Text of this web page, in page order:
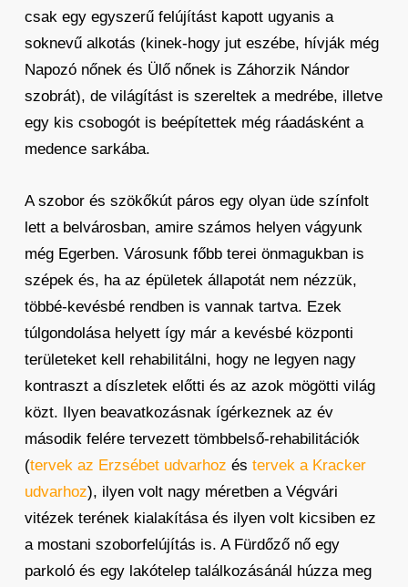
csak egy egyszerű felújítást kapott ugyanis a
soknevű alkotás (kinek-hogy jut eszébe, hívják még
Napozó nőnek és Ülő nőnek is Záhorzik Nándor
szobrát), de világítást is szereltek a medrébe, illetve
egy kis csobogót is beépítettek még ráadásként a
medence sarkába.
A szobor és szökőkút páros egy olyan üde színfolt
lett a belvárosban, amire számos helyen vágyunk
még Egerben. Városunk főbb terei önmagukban is
szépek és, ha az épületek állapotát nem nézzük,
többé-kevésbé rendben is vannak tartva. Ezek
túlgondolása helyett így már a kevésbé központi
területeket kell rehabilitálni, hogy ne legyen nagy
kontraszt a díszletek előtti és az azok mögötti világ
közt. Ilyen beavatkozásnak ígérkeznek az év
második felére tervezett tömbbelső-rehabilitációk
(tervek az Erzsébet udvarhoz és tervek a Kracker
udvarhoz), ilyen volt nagy méretben a Végvári
vitézek terének kialakítása és ilyen volt kicsiben ez
a mostani szoborfelújítás is. A Fürdőző nő egy
parkoló és egy lakótelep találkozásánál húzza meg